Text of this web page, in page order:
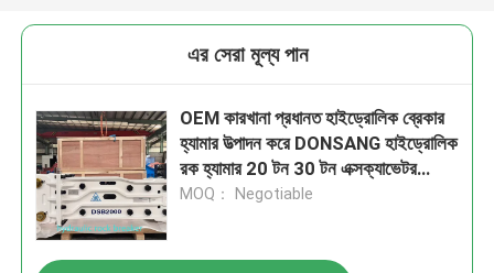
এর সেরা মূল্য পান
OEM কারখানা প্রধানত হাইড্রোলিক ব্রেকার
হ্যামার উত্পাদন করে DONSANG হাইড্রোলিক
রক হ্যামার 20 টন 30 টন এক্সক্যাভেটর
হাইড্রোলিক রক ব্রেকার 135 মিমি প্রশস্ত
MOQ： Negotiable